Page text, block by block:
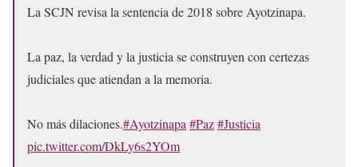
La SCJN revisa la sentencia de 2018 sobre Ayotzinapa.
La paz, la verdad y la justicia se construyen con certezas
judiciales que atiendan a la memoria.
No más dilaciones.#Ayotzinapa #Paz#Justicia
pic.twitter.com/DkLy6s2YOm